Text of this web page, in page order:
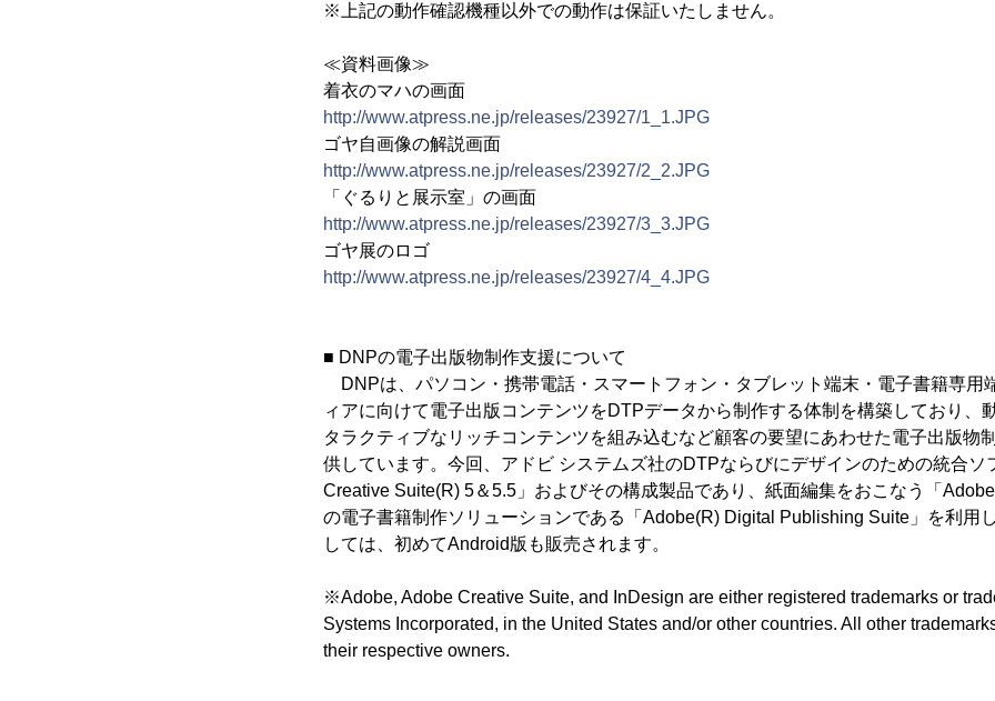
※上記の動作確認機種以外での動作は保証いたしません。
≪資料画像≫
着衣のマハの画面
http://www.atpress.ne.jp/releases/23927/1_1.JPG
ゴヤ自画像の解説画面
http://www.atpress.ne.jp/releases/23927/2_2.JPG
「ぐるりと展示室」の画面
http://www.atpress.ne.jp/releases/23927/3_3.JPG
ゴヤ展のロゴ
http://www.atpress.ne.jp/releases/23927/4_4.JPG
■ DNPの電子出版物制作支援について
DNPは、パソコン・携帯電話・スマートフォン・タブレット端末・電子書籍専用
ィアに向けて電子出版コンテンツをDTPデータから制作する体制を構築しており、
タラクティブなリッチコンテンツを組み込むなど顧客の要望にあわせた電子出版物
供しています。今回、アドビ システムズ社のDTPならびにデザインのための統合ソ
Creative Suite(R) 5＆5.5」およびその構成製品であり、紙面編集をおこなう「
の電子書籍制作ソリューションである「Adobe(R) Digital Publishing Suite」を利用
しては、初めてAndroid版も販売されます。
※Adobe, Adobe Creative Suite, and InDesign are either registered trademarks or
Systems Incorporated, in the United States and/or other countries. All other
their respective owners.